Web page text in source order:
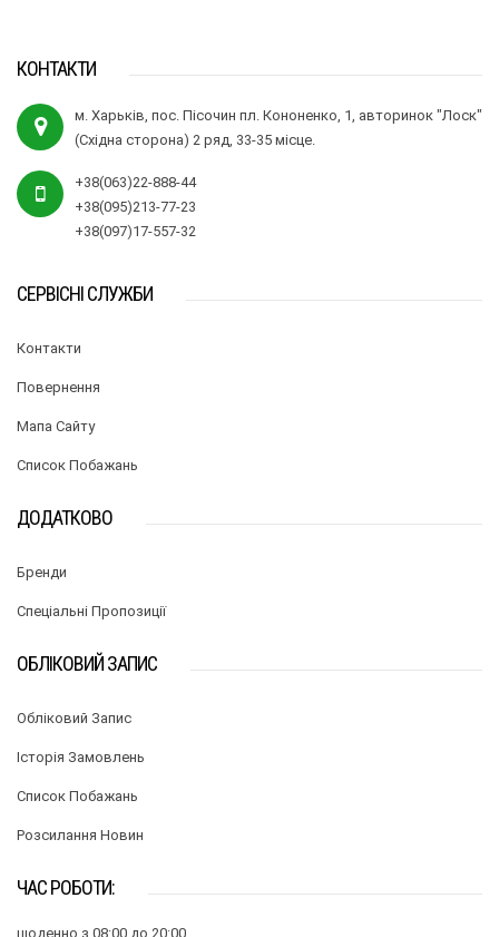
КОНТАКТИ
м. Харьків, пос. Пісочин пл. Кононенко, 1, авторинок "Лоск"
(Східна сторона) 2 ряд, 33-35 місце.
+38(063)22-888-44
+38(095)213-77-23
+38(097)17-557-32
СЕРВІСНІ СЛУЖБИ
Контакти
Повернення
Мапа Сайту
Список Побажань
ДОДАТКОВО
Бренди
Спеціальні Пропозиції
ОБЛІКОВИЙ ЗАПИС
Обліковий Запис
Історія Замовлень
Список Побажань
Розсилання Новин
ЧАС РОБОТИ:
щоденно з 08:00 до 20:00